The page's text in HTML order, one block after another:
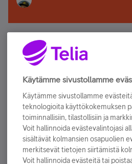
Älä jää paitsi – osallistu
Tilaa Telian uutiskirje ja olet
sähköpostiisi.
Tilaa nyt
Käytämme sivustollamme
Käytämme sivustollamme
teknologioita käyttökokemuksen
toiminnallisiin, tilastollisiin ja
Voit hallinnoida evästevalintojasi
sisältävät kolmansien osapuolien
merkitsevät tietojen siirtämistä
Voit hallinnoida evästeitä tai